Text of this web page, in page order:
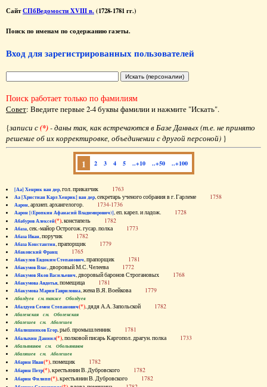
СайтСПбВедомости XVIII в. (1728-1781 гг.)
Поиск по именам по содержанию газеты.
Вход для зарегистрированных пользователей
Поиск работает только по фамилиям
Совет: Введите первые 2-4 буквы фамилии и нажмите "Искать".
{записи с(*)- даны так, как встречаются в Базе Данных (т.е. не принято
решение об их корректировке, объединении с другой персоной) }
1 2 3 4 5 ..+10 ..+50 ..+100
[Аа] Хенрик ван дер, гол. приказчик 1763
Аа [Христиан Карл Хенрик] ван дер, секретарь ученого собрания в г. Гарлеме 1758
Аарон, архиеп. архангелогор. 1734-1736
Аарон [(Еропкин Афанасий Владимирович)], еп. карел. и ладож. 1728
Абабуров Алексей(*), констапель 1782
Абаза, сек.-майор Острогож. гусар. полка 1773
Абаза Иван, поручик 1782
Абаза Константин, прапорщик 1779
Абаковский Франц 1765
Абакулов Евдоким Степанович, прапорщик 1781
Абакумов Влас, дворовый М.С. Челеева 1772
Абакумов Яков Васильевич, дворовый баронов Строгановых 1768
Абакумова Авдотья, помещица 1781
Абакумова Мария Гавриловна, жена В.Я. Воейкова 1779
Абалдуев см. также Оболдуев
Абалдуев Семен Степанович(*), дядя А.А. Запольской 1782
Абаленская см. Оболенская
Абалешев см. Аболешев
Абалишников Егор, рыб. промышленник 1781
Абалыхин Даниил(*), полковой писарь Каргопол. драгун. полка 1733
Абальянинов см. Обольянинов
Абаляшев см. Аболешев
Абарин Иван(*), помещик 1782
Абарин Петр(*), крестьянин В. Дубровского 1782
Абарин Филипп(*), крестьянин В. Дубровского 1782